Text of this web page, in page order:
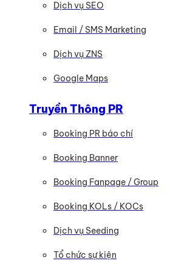
Dịch vụ SEO
Email / SMS Marketing
Dịch vụ ZNS
Google Maps
Truyền Thông PR
Booking PR báo chí
Booking Banner
Booking Fanpage / Group
Booking KOLs / KOCs
Dịch vụ Seeding
Tổ chức sự kiện